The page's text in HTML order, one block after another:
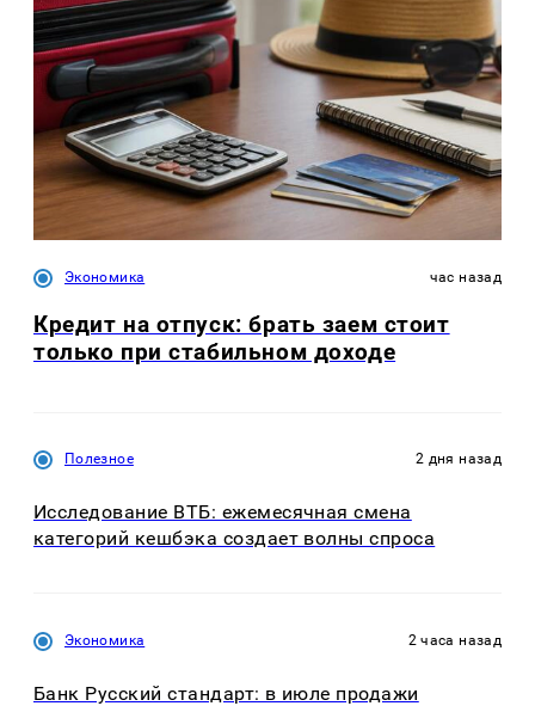
Экономика час назад
Кредит на отпуск: брать заем стоит
только при стабильном доходе
Полезное 2 дня назад
Исследование ВТБ: ежемесячная смена
категорий кешбэка создает волны спроса
Экономика 2 часа назад
Банк Русский стандарт: в июле продажи